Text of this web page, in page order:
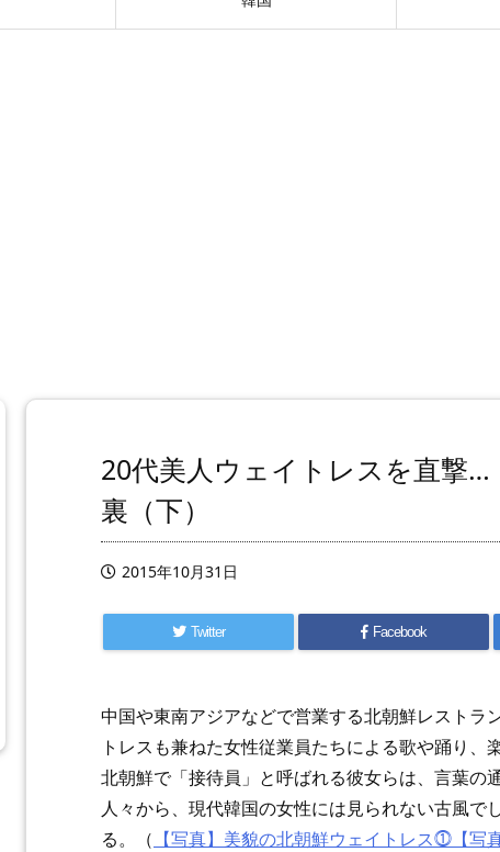
20代美人ウェイトレスを直撃
裏（下）
2015年10月31日
Twitter Facebook
中国や東南アジアなどで営業する北朝鮮レストラ
トレスも兼ねた女性従業員たちによる歌や踊り、
北朝鮮で「接待員」と呼ばれる彼女らは、言葉の
人々から、現代韓国の女性には見られない古風
る。（ 【写真】美貌の北朝鮮ウェイトレス⓵ 【